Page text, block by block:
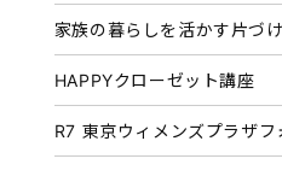
家族の暮らしを活かす片づ
HAPPYクローゼット講座
R7 東京ウィメンズプラザ